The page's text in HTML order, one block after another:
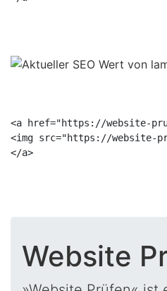
<a href="https://website-
<img src="https://website-
Website